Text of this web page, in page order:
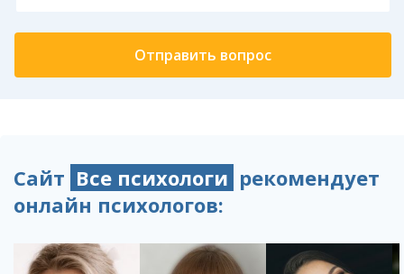
Сайт Все психологи рекомендует
онлайн психологов: